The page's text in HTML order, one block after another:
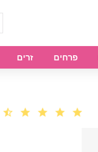
פרחים זרים